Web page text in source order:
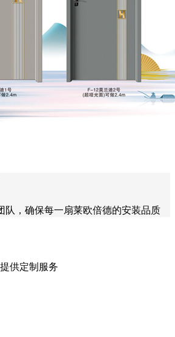
队，确保每一扇莱欧倍德的安装品质
供定制服务